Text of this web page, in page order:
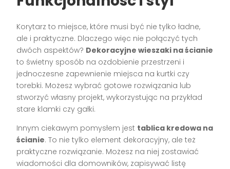
Korytarz to miejsce, które musi być nie tylko ładne,
ale i praktyczne. Dlaczego więc nie połączyć tych
dwóch aspektów? Dekoracyjne wieszaki na ścianie
to świetny sposób na ozdobienie przestrzeni i
jednoczesne zapewnienie miejsca na kurtki czy
torebki. Możesz wybrać gotowe rozwiązania lub
stworzyć własny projekt, wykorzystując na przykład
stare klamki czy gałki.
Innym ciekawym pomysłem jest tablica kredowa na
ścianie. To nie tylko element dekoracyjny, ale też
praktyczne rozwiązanie. Możesz na niej zostawiać
wiadomości dla domowników, zapisywać listę